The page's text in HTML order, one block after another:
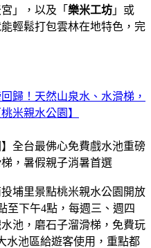
」，以及「 樂米工坊 」或
能輕鬆打包雲林在地特色，完
歸！天然山泉水、水滑梯，
米親水公園】
埔里景點桃米親水公園開放
至下午4點，每週三、週四
池，磨石子溜滑梯，免費玩
水池區給遊客使用，重點都